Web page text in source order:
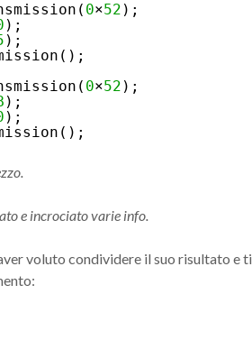
0×52 );
);
);
0×52 );
);
);
e incrociato varie info.
voluto condividere il suo risultato e